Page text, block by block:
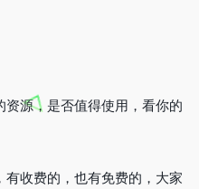
源，是否值得使用，看你的
收费的，也有免费的，大家